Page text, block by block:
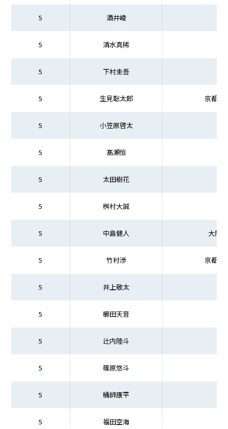
5 酒井崚
5 清水真稀
5 下村圭吾
5 生見聡太郎 京都先
5 小笠原啓太
5 髙瀬恒
5 太田樹花
5 桝村大誠
5 中島健人 大阪
5 竹村渉 京都先
5 井上敬太
5 櫛田天音
5 辻内陸斗
5 篠原悠斗
5 桶師康平
5 福田空海